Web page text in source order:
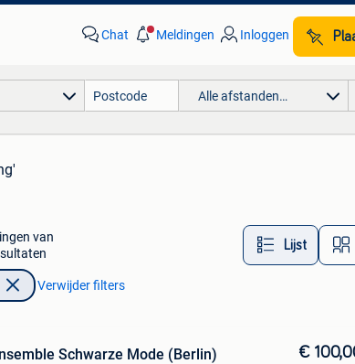
Chat Meldingen Inloggen
Alle afstanden…
van
Lijst
Verwijder filters
Schwarze Mode (Berlin)
€